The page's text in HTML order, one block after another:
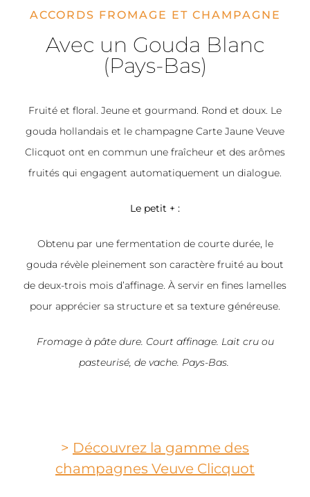
ACCORDS FROMAGE ET CHAMPAGNE
Avec un Gouda Blanc
(Pays-Bas)
Fruité et floral. Jeune et gourmand. Rond et doux. Le
gouda hollandais et le champagne Carte Jaune Veuve
Clicquot ont en commun une fraîcheur et des arômes
fruités qui engagent automatiquement un dialogue.
Le petit + :
Obtenu par une fermentation de courte durée, le
gouda révèle pleinement son caractère fruité au bout
de deux-trois mois d’affinage. À servir en fines lamelles
pour apprécier sa structure et sa texture généreuse.
Fromage à pâte dure. Court affinage. Lait cru ou
pasteurisé, de vache. Pays-Bas.
> Découvrez la gamme des
champagnes Veuve Clicquot